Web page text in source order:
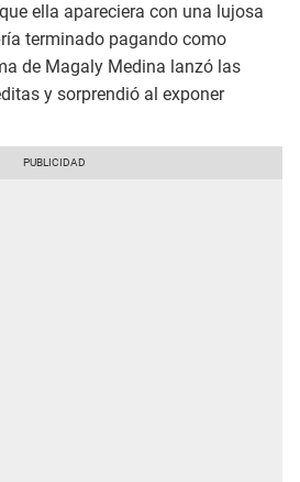
ella apareciera con una lujosa
terminado pagando como
de Magaly Medina lanzó las
y sorprendió al exponer